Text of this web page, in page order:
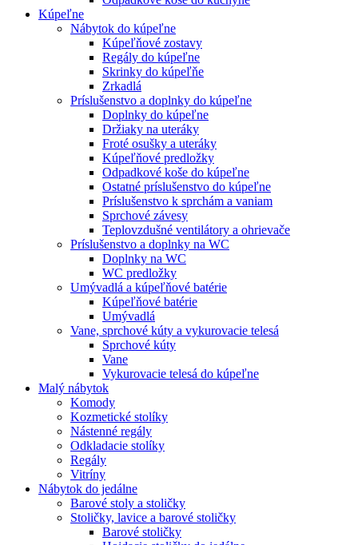
Kúpeľne
Nábytok do kúpeľne
Kúpeľňové zostavy
Regály do kúpeľne
Skrinky do kúpeľňe
Zrkadlá
Príslušenstvo a doplnky do kúpeľne
Doplnky do kúpeľne
Držiaky na uteráky
Froté osušky a uteráky
Kúpeľňové predložky
Odpadkové koše do kúpeľne
Ostatné príslušenstvo do kúpeľne
Príslušenstvo k sprchám a vaniam
Sprchové závesy
Teplovzdušné ventilátory a ohrievače
Príslušenstvo a doplnky na WC
Doplnky na WC
WC predložky
Umývadlá a kúpeľňové batérie
Kúpeľňové batérie
Umývadlá
Vane, sprchové kúty a vykurovacie telesá
Sprchové kúty
Vane
Vykurovacie telesá do kúpeľne
Malý nábytok
Komody
Kozmetické stolíky
Nástenné regály
Odkladacie stolíky
Regály
Vitríny
Nábytok do jedálne
Barové stoly a stoličky
Stoličky, lavice a barové stoličky
Barové stoličky